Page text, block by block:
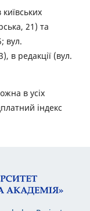
21) та
вул.
в редакції (вул.
в усіх
індекс